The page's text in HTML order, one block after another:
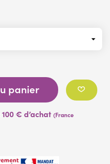
panier
€ d’achat (France